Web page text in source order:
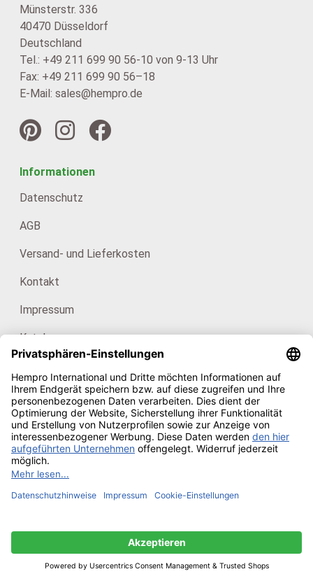
Münsterstr. 336
40470 Düsseldorf
Deutschland
Tel.: +49 211 699 90 56-10 von 9-13 Uhr
Fax: +49 211 699 90 56–18
E-Mail: sales@hempro.de
Informationen
Datenschutz
AGB
Versand- und Lieferkosten
Kontakt
Impressum
Kataloge
Unsere Zertifikate
Copyright © 2026
Phoenix